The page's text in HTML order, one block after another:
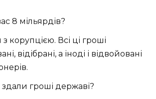
8 мільярдів?
корупцією. Всі ці гроші
відібрані, а іноді і відвойовані
гроші державі?